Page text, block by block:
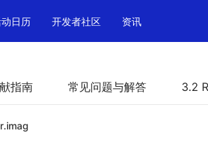
日历 开发者社区 资讯
指南 常见问题与解答 3.2